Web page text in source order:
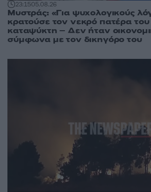
23:1505.08.26
Μυστράς: «Για ψυχολογικούς
κρατούσε τον νεκρό πατέρα
καταψύκτη – Δεν ήταν
σύμφωνα με τον δικηγόρο του